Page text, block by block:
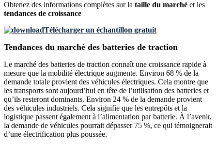
Obtenez des informations complètes sur la taille du marché et les
tendances de croissance
Télécharger un échantillon gratuit
Tendances du marché des batteries de traction
Le marché des batteries de traction connaît une croissance rapide à
mesure que la mobilité électrique augmente. Environ 68 % de la
demande totale provient des véhicules électriques. Cela montre que
les transports sont aujourd’hui en tête de l’utilisation des batteries et
qu’ils resteront dominants. Environ 24 % de la demande provient
des véhicules industriels. Cela signifie que les entrepôts et la
logistique passent également à l’alimentation par batterie. À l’avenir,
la demande de véhicules pourrait dépasser 75 %, ce qui témoignerait
d’une électrification plus poussée.